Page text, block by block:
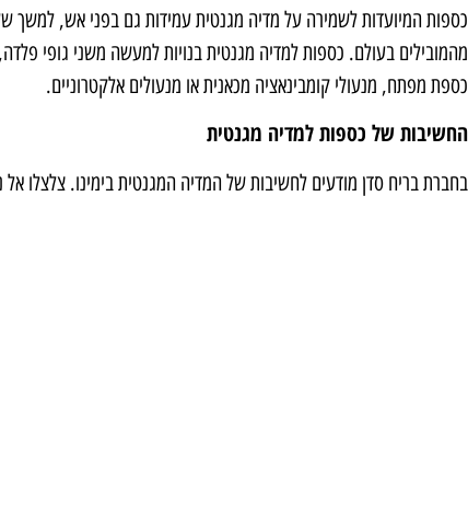
כספות המיועדות לשמירה על מדיה מגנטית עמידות גם בפני אש, למשך
מהמובילים בעולם. כספות למדיה מגנטית בנויות למעשה משני גופי
כספת מפתח, מנעולי קומבינאציה מכאנית או מנעולים אלקטרוניים.
החשיבות של כספות למדיה מגנטית
בחברת בריח סדן מודעים לחשיבות של המדיה המגנטית בימינו. צלצלו